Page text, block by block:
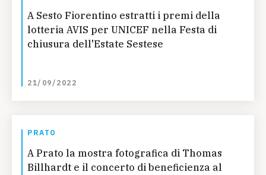
A Sesto Fiorentino estratti i premi della
lotteria AVIS per UNICEF nella Festa di
chiusura dell'Estate Sestese
21/09/2022
PRATO
A Prato la mostra fotografica di Thomas
Billhardt e il concerto di beneficienza al